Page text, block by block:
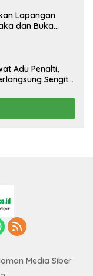
Lapangan
dan Buka
Adu Penalti,
Sengit
Media Siber